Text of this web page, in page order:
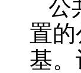
公
置
基